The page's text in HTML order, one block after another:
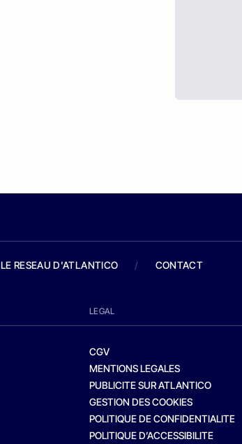
LE RESEAU D'ATLANTICO / CONTACT
LEGAL
CGV
MENTIONS LEGALES
PUBLICITE SUR ATLANTICO
GESTION DES COOKIES
POLITIQUE DE CONFIDENTIALITE
POLITIQUE D’ACCESSIBILITE